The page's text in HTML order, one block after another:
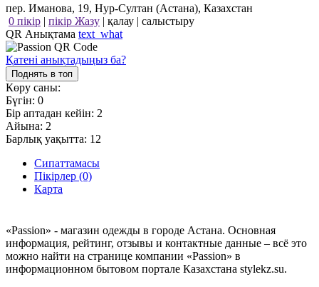
пер. Иманова, 19, Нур-Султан (Астана), Казахстан
0 пікір | пікір Жазу | қалау | салыстыру
QR Анықтама text_what
Қатені анықтадыңыз ба?
Поднять в топ
Көру саны:
Бүгін: 0
Бір аптадан кейін: 2
Айына: 2
Барлық уақытта: 12
Сипаттамасы
Пікірлер (0)
Карта
«Passion» - магазин одежды в городе Астана. Основная
информация, рейтинг, отзывы и контактные данные – всё это
можно найти на странице компании «Passion» в
информационном бытовом портале Казахстана stylekz.su.